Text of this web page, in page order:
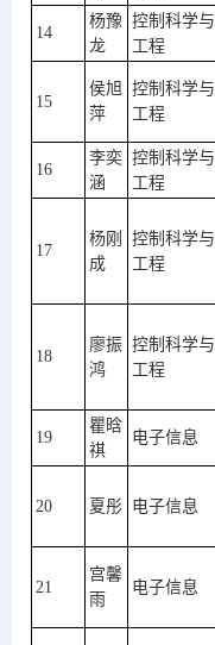
14
杨豫
龙
控制科学与
工程
15
侯旭
萍
控制科学与
工程
16
李奕
涵
控制科学与
工程
17
杨刚
成
控制科学与
工程
18
廖振
鸿
控制科学与
工程
19
瞿晗
祺
电子信息
20 夏彤 电子信息
21
宫馨
雨
电子信息